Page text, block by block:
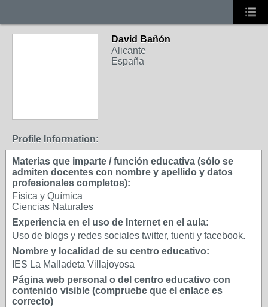
David Bañón
Alicante
España
Profile Information:
Materias que imparte / función educativa (sólo se
admiten docentes con nombre y apellido y datos
profesionales completos):
Física y Química
Ciencias Naturales
Experiencia en el uso de Internet en el aula:
Uso de blogs y redes sociales twitter, tuenti y facebook.
Nombre y localidad de su centro educativo:
IES La Malladeta Villajoyosa
Página web personal o del centro educativo con
contenido visible (compruebe que el enlace es
correcto)